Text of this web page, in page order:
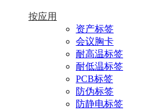
按应用
资产标签
会议胸卡
耐高温标签
耐低温标签
PCB标签
防伪标签
防静电标签